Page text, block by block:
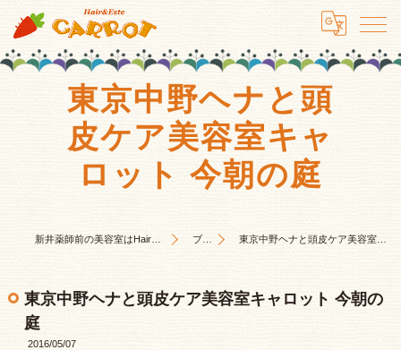
東京中野ヘナと頭
皮ケア美容室キャ
ロット 今朝の庭
新井薬師前の美容室はHair&Este キャロット ブログ 東京中野ヘナと頭皮ケア美容室キャロット 今朝の庭
東京中野ヘナと頭皮ケア美容室キャロット 今朝の
庭
2016/05/07